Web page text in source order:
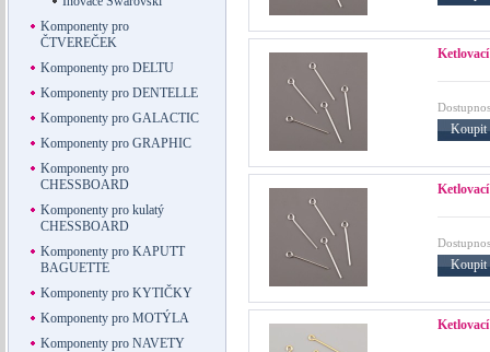
Komponenty pro
ČTVEREČEK
Komponenty pro DELTU
Komponenty pro DENTELLE
Komponenty pro GALACTIC
Komponenty pro GRAPHIC
Komponenty pro
CHESSBOARD
Komponenty pro kulatý
CHESSBOARD
Komponenty pro KAPUTT
BAGUETTE
Komponenty pro KYTIČKY
Komponenty pro MOTÝLA
Komponenty pro NAVETY
Koupit
Koupit